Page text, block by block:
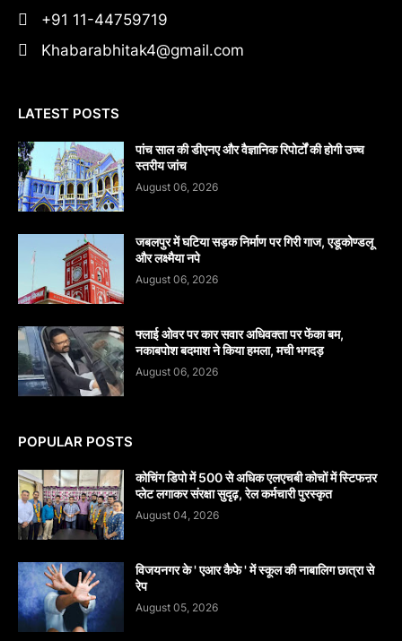
+91 11-44759719
Khabarabhitak4@gmail.com
LATEST POSTS
पांच साल की डीएनए और वैज्ञानिक रिपोर्टों की होगी उच्च
स्तरीय जांच
August 06, 2026
जबलपुर में घटिया सड़क निर्माण पर गिरी गाज, एडूकोण्डलू
और लक्ष्मैया नपे
August 06, 2026
फ्लाई ओवर पर कार सवार अधिवक्ता पर फेंका बम,
नकाबपोश बदमाश ने किया हमला, मची भगदड़
August 06, 2026
POPULAR POSTS
कोचिंग डिपो में 500 से अधिक एलएचबी कोचों में स्टिफऩर
प्लेट लगाकर संरक्षा सुदृढ़, रेल कर्मचारी पुरस्कृत
August 04, 2026
विजयनगर के ' एआर कैफे ' में स्कूल की नाबालिग छात्रा से
रेप
August 05, 2026